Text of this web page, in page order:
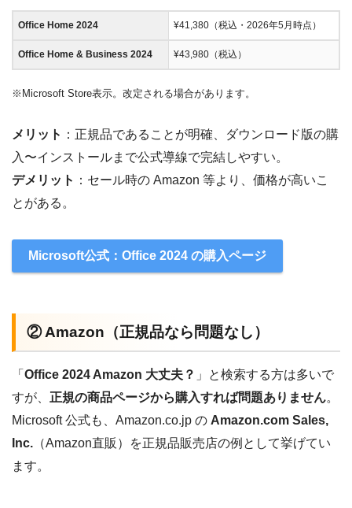
Office Home 2024 ¥41,380（税込・2026年5月時点）
Office Home & Business 2024 ¥43,980（税込）
※Microsoft Store表示。改定される場合があります。
メリット ：正規品であることが明確、ダウンロード版の購
入〜インストールまで公式導線で完結しやすい。
デメリット ：セール時の Amazon 等より、価格が高いこ
とがある。
Microsoft公式：Office 2024 の購入ページ
② Amazon（正規品なら問題なし）
「 Office 2024 Amazon 大丈夫？ 」と検索する方は多いで
すが、 正規の商品ページから購入すれば問題ありません。
Microsoft 公式も、Amazon.co.jp の Amazon.com Sales,
Inc. （Amazon直販）を正規品販売店の例として挙げてい
ます。